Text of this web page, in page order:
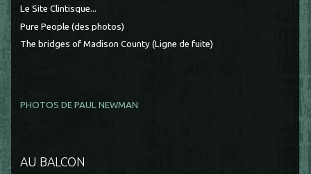
Le Site Clintisque...
Pure People (des photos)
The bridges of Madison County (Ligne de fuite)
PHOTOS DE PAUL NEWMAN
AU BALCON